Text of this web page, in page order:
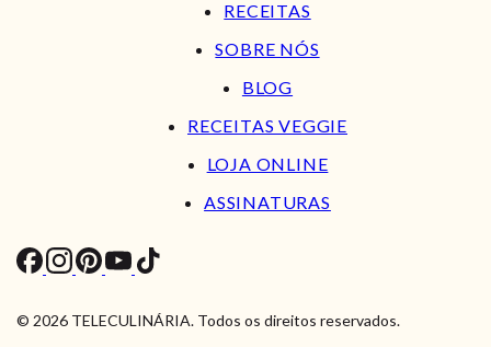
RECEITAS
SOBRE NÓS
BLOG
RECEITAS VEGGIE
LOJA ONLINE
ASSINATURAS
© 2026 TELECULINÁRIA. Todos os direitos reservados.